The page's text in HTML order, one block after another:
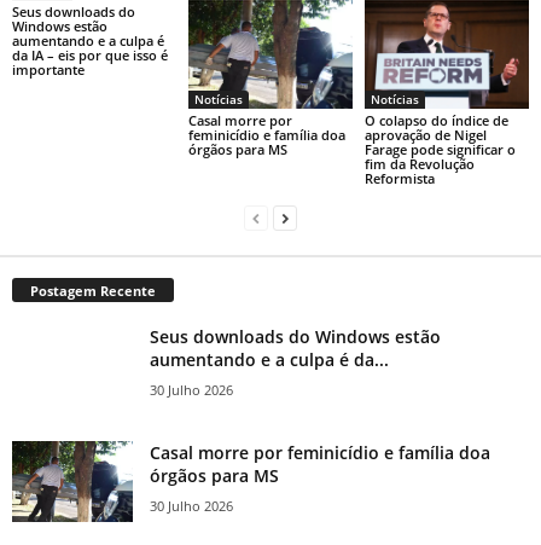
Seus downloads do
Windows estão
aumentando e a culpa é
da IA ​​– eis por que isso é
importante
Notícias
Casal morre por
feminicídio e família doa
órgãos para MS
Notícias
O colapso do índice de
aprovação de Nigel
Farage pode significar o
fim da Revolução
Reformista
Postagem Recente
Seus downloads do Windows estão
aumentando e a culpa é da...
30 Julho 2026
Casal morre por feminicídio e família doa
órgãos para MS
30 Julho 2026